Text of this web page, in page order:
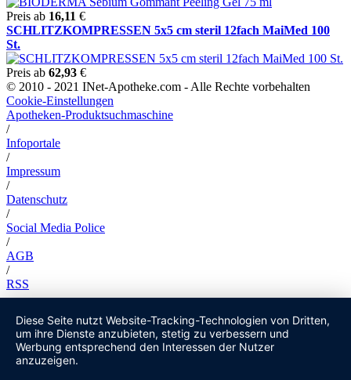
Preis ab 16,11 €
SCHLITZKOMPRESSEN 5x5 cm steril 12fach MaiMed 100
St.
Preis ab 62,93 €
© 2010 - 2021 INet-Apotheke.com - Alle Rechte vorbehalten
Cookie-Einstellungen
Apotheken-Produktsuchmaschine
/
Infoportale
/
Impressum
/
Datenschutz
/
Social Media Police
/
AGB
/
RSS
Diese Seite nutzt Website-Tracking-Technologien von Dritten,
um ihre Dienste anzubieten, stetig zu verbessern und
Werbung entsprechend den Interessen der Nutzer
anzuzeigen.